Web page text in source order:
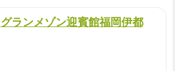
グランメゾン迎賓館福岡伊都